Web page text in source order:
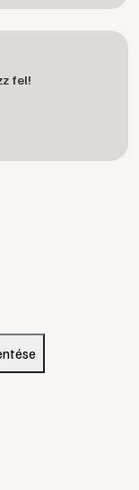
fel!